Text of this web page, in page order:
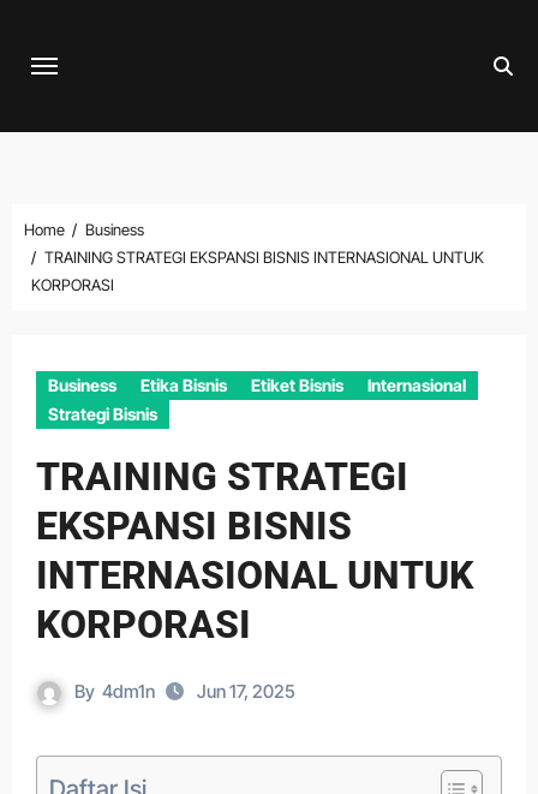
Home
Business
TRAINING STRATEGI EKSPANSI BISNIS INTERNASIONAL UNTUK
KORPORASI
Business Etika Bisnis Etiket Bisnis
Internasional
Strategi Bisnis
TRAINING STRATEGI
EKSPANSI BISNIS
INTERNASIONAL UNTUK
KORPORASI
By 4dm1n Jun 17, 2025